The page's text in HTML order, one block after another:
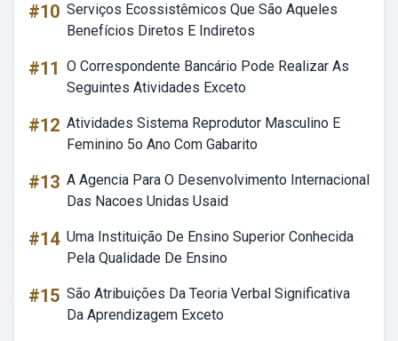
#10 Serviços Ecossistêmicos Que São Aqueles
Benefícios Diretos E Indiretos
#11 O Correspondente Bancário Pode Realizar As
Seguintes Atividades Exceto
#12 Atividades Sistema Reprodutor Masculino E
Feminino 5o Ano Com Gabarito
#13 A Agencia Para O Desenvolvimento Internacional
Das Nacoes Unidas Usaid
#14 Uma Instituição De Ensino Superior Conhecida
Pela Qualidade De Ensino
#15 São Atribuições Da Teoria Verbal Significativa
Da Aprendizagem Exceto